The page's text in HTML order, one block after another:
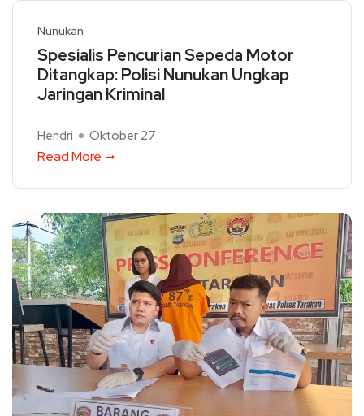
Nunukan
Spesialis Pencurian Sepeda Motor
Ditangkap: Polisi Nunukan Ungkap
Jaringan Kriminal
Hendri Oktober 27
Read More